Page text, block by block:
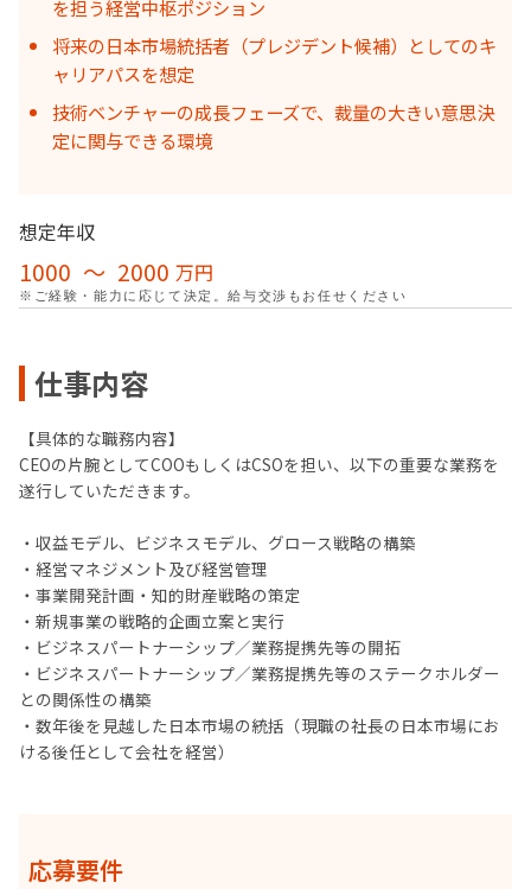
を担う経営中枢ポジション
将来の日本市場統括者（プレジデント候補）としてのキ
ャリアパスを想定
技術ベンチャーの成長フェーズで、裁量の大きい意思決
定に関与できる環境
想定年収
1000 〜 2000 万円
※ご経験・能力に応じて決定。給与交渉もお任せください
仕事内容
【具体的な職務内容】
CEOの片腕としてCOOもしくはCSOを担い、以下の重要な業務を
遂行していただきます。
・収益モデル、ビジネスモデル、グロース戦略の構築
・経営マネジメント及び経営管理
・事業開発計画・知的財産戦略の策定
・新規事業の戦略的企画立案と実行
・ビジネスパートナーシップ／業務提携先等の開拓
・ビジネスパートナーシップ／業務提携先等のステークホルダー
との関係性の構築
・数年後を見越した日本市場の統括（現職の社長の日本市場にお
ける後任として会社を経営）
応募要件